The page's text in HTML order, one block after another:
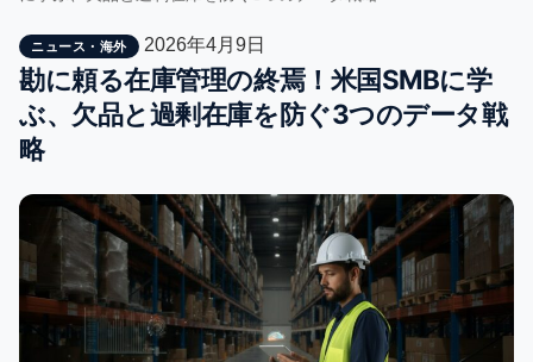
ニュース・海外 2026年4月9日
勘に頼る在庫管理の終焉！米国SMBに学
ぶ、欠品と過剰在庫を防ぐ3つのデータ戦
略